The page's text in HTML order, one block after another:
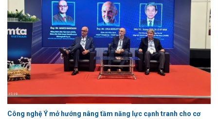
lãm quốc tế về Điều khiển và Tự động hóa lần thứ 8 (VCCA 2026),
khai mạc sáng 16/7 tại Trường Đại học Quy Nhơn, tỉnh Gia Lai.
Công nghệ Ý mở hướng nâng tầm năng lực cạnh tranh cho cơ